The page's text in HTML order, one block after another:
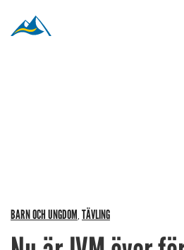
BARN OCH UNGDOM TÄVLING